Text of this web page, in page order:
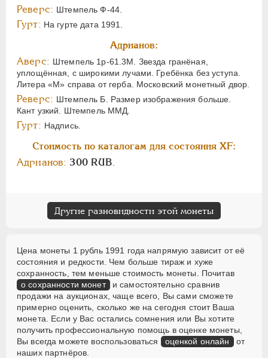
Реверс: Штемпель Ф-44.
Гурт: На гурте дата 1991.
Адрианов:
Аверс: Штемпель 1р-61.3М. Звезда гранёная,
уплощённая, с широкими лучами. Гребёнка без уступа.
Литера «М» справа от герба. Московский монетный двор.
Реверс: Штемпель Б. Размер изображения больше.
Кант узкий. Штемпель ММД.
Гурт: Надпись.
Стоимость по каталогам для состояния XF:
Адрианов: 300 RUB
Другие разновидности этой монеты
Цена монеты 1 рубль 1991 года напрямую зависит от её
состояния и редкости. Чем больше тираж и хуже
сохранность, тем меньше стоимость монеты. Почитав
о сохранности монет и самостоятельно сравнив
продажи на аукционах, чаще всего, Вы сами сможете
примерно оценить, сколько же на сегодня стоит Ваша
монета. Если у Вас остались сомнения или Вы хотите
получить профессиональную помощь в оценке монеты,
Вы всегда можете воспользоваться
оценкой онлайн от
наших партнёров.